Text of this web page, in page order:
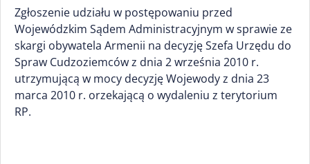
Zgłoszenie udziału w postępowaniu przed
Wojewódzkim Sądem Administracyjnym w sprawie ze
skargi obywatela Armenii na decyzję Szefa Urzędu do
Spraw Cudzoziemców z dnia 2 września 2010 r.
utrzymującą w mocy decyzję Wojewody z dnia 23
marca 2010 r. orzekającą o wydaleniu z terytorium
RP.